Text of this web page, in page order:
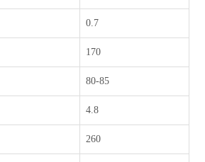
0.7
170
80-85
4.8
260